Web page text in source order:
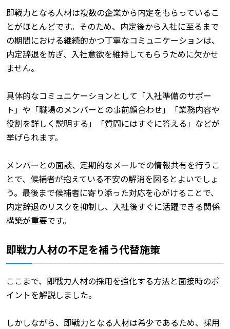
即戦力となる人材は複数の企業から内定をもらっているこ
とがほとんどです。そのため、内定後から入社に至るまで
の期間における継続的かつ丁寧なコミュニケーションは、
内定辞退を防ぎ、入社意欲を維持してもらうために欠かせ
ません。
具体的なコミュニケーションとして「入社準備のサポー
ト」や「職場のメンバーとの事前顔合わせ」「業務内容や
役割を詳しく説明する」「質問にはすぐに答える」などが
挙げられます。
メンバーとの面談、定期的なメールでの情報共有を行うこ
とで、候補者が抱えている不安の解消を図るとよいでしょ
う。最後まで候補者に寄り添った対応を心がけることで、
内定辞退のリスクを抑制し、入社後すぐに活躍できる関係
構築が重要です。
即戦力人材の不足を補う代替施策
ここまで、即戦力人材の採用を強化する方法と面接時のポ
イントを解説しました。
しかしながら、即戦力となる人材は希少であるため、採用